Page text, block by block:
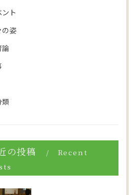
ト
の姿
類
の投稿
Recent